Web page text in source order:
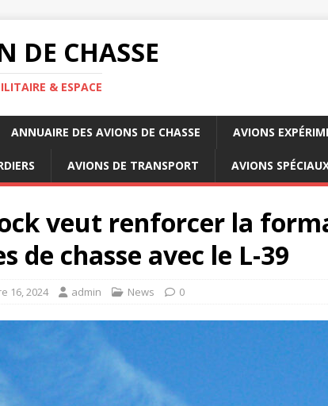
DE CHASSE
& ESPACE
ANNUAIRE DES AVIONS DE CHASSE AVIONS
AVIONS DE TRANSPORT AVIONS
veut renforcer la
de chasse avec le L-39
16, 2024 admin News 0